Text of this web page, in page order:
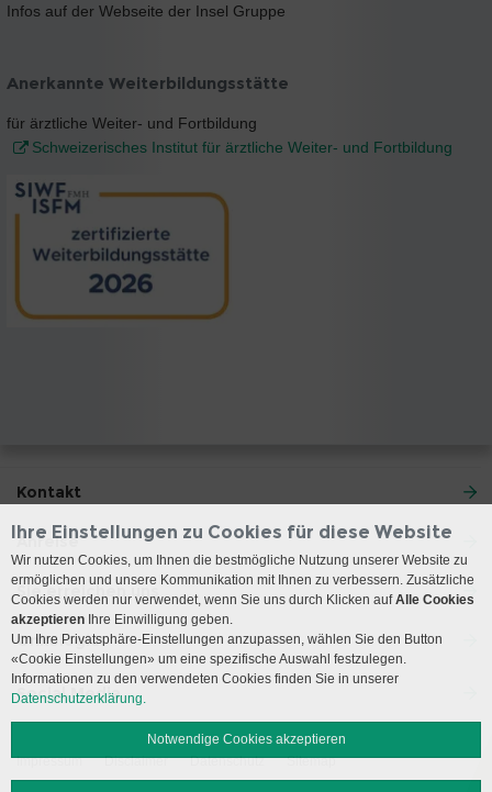
Infos auf der Webseite der Insel Gruppe
Anerkannte Weiterbildungsstätte
für ärztliche Weiter- und Fortbildung
Schweizerisches Institut für ärztliche Weiter- und Fortbildung
Kontakt
Anreise
Sie erreichen uns
Onkologie
Social Media
Impressum Disclaimer Datenschutz Sitemap
Ihre Einstellungen zu Cookies für diese Website
Wir nutzen Cookies, um Ihnen die bestmögliche Nutzung unserer Website zu
ermöglichen und unsere Kommunikation mit Ihnen zu verbessern. Zusätzliche
Cookies werden nur verwendet, wenn Sie uns durch Klicken aufAlle Cookies
akzeptieren Ihre Einwilligung geben.
Um Ihre Privatsphäre-Einstellungen anzupassen, wählen Sie den Button
«Cookie Einstellungen» um eine spezifische Auswahl festzulegen.
Informationen zu den verwendeten Cookies finden Sie in unserer
Datenschutzerklärung.
Notwendige Cookies akzeptieren